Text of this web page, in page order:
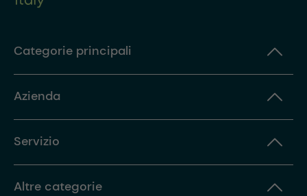
Categorie principali
Azienda
Servizio
Altre categorie